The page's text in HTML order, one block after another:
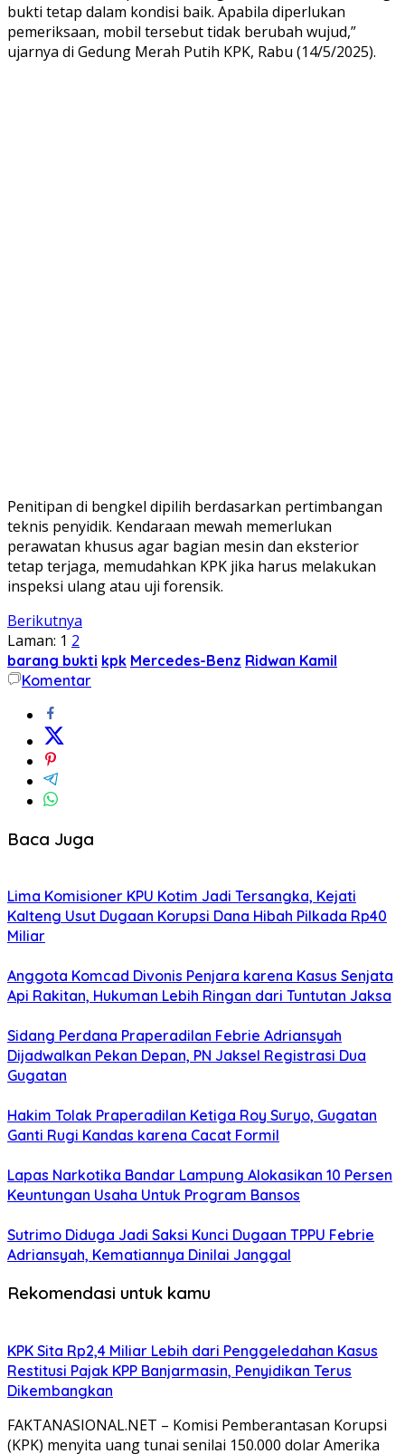
bukti tetap dalam kondisi baik. Apabila diperlukan
pemeriksaan, mobil tersebut tidak berubah wujud,”
ujarnya di Gedung Merah Putih KPK, Rabu (14/5/2025).
Penitipan di bengkel dipilih berdasarkan pertimbangan
teknis penyidik. Kendaraan mewah memerlukan
perawatan khusus agar bagian mesin dan eksterior
tetap terjaga, memudahkan KPK jika harus melakukan
inspeksi ulang atau uji forensik.
Berikutnya
Laman: 1 2
barang bukti kpk Mercedes-Benz Ridwan Kamil
Komentar
Baca Juga
Lima Komisioner KPU Kotim Jadi Tersangka, Kejati
Kalteng Usut Dugaan Korupsi Dana Hibah Pilkada Rp40
Miliar
Anggota Komcad Divonis Penjara karena Kasus Senjata
Api Rakitan, Hukuman Lebih Ringan dari Tuntutan Jaksa
Sidang Perdana Praperadilan Febrie Adriansyah
Dijadwalkan Pekan Depan, PN Jaksel Registrasi Dua
Gugatan
Hakim Tolak Praperadilan Ketiga Roy Suryo, Gugatan
Ganti Rugi Kandas karena Cacat Formil
Lapas Narkotika Bandar Lampung Alokasikan 10 Persen
Keuntungan Usaha Untuk Program Bansos
Sutrimo Diduga Jadi Saksi Kunci Dugaan TPPU Febrie
Adriansyah, Kematiannya Dinilai Janggal
Rekomendasi untuk kamu
KPK Sita Rp2,4 Miliar Lebih dari Penggeledahan Kasus
Restitusi Pajak KPP Banjarmasin, Penyidikan Terus
Dikembangkan
FAKTANASIONAL.NET – Komisi Pemberantasan Korupsi
(KPK) menyita uang tunai senilai 150.000 dolar Amerika